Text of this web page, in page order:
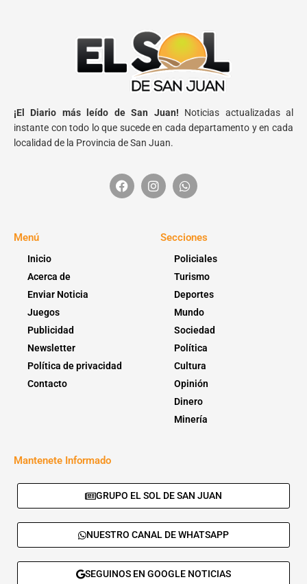
¡El Diario más leído de San Juan! Noticias actualizadas al
instante con todo lo que sucede en cada departamento y en cada
localidad de la Provincia de San Juan.
Menú
Inicio
Acerca de
Enviar Noticia
Juegos
Publicidad
Newsletter
Política de privacidad
Contacto
Secciones
Policiales
Turismo
Deportes
Mundo
Sociedad
Política
Cultura
Opinión
Dinero
Minería
Mantenete Informado
GRUPO EL SOL DE SAN JUAN
NUESTRO CANAL DE WHATSAPP
SEGUINOS EN GOOGLE NOTICIAS